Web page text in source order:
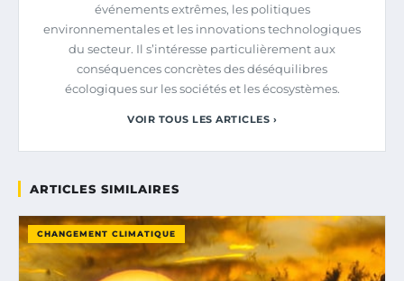
événements extrêmes, les politiques
environnementales et les innovations technologiques
du secteur. Il s’intéresse particulièrement aux
conséquences concrètes des déséquilibres
écologiques sur les sociétés et les écosystèmes.
VOIR TOUS LES ARTICLES ›
ARTICLES SIMILAIRES
CHANGEMENT CLIMATIQUE